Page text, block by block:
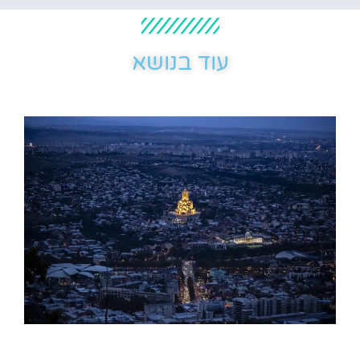
עוד בנושא